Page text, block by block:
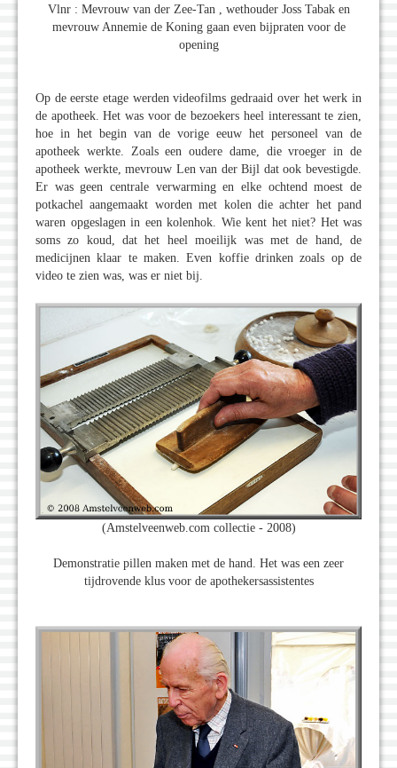
Vlnr : Mevrouw van der Zee-Tan , wethouder Joss Tabak en
mevrouw Annemie de Koning gaan even bijpraten voor de
opening
Op de eerste etage werden videofilms gedraaid over het werk in
de apotheek. Het was voor de bezoekers heel interessant te zien,
hoe in het begin van de vorige eeuw het personeel van de
apotheek werkte. Zoals een oudere dame, die vroeger in de
apotheek werkte, mevrouw Len van der Bijl dat ook bevestigde.
Er was geen centrale verwarming en elke ochtend moest de
potkachel aangemaakt worden met kolen die achter het pand
waren opgeslagen in een kolenhok. Wie kent het niet? Het was
soms zo koud, dat het heel moeilijk was met de hand, de
medicijnen klaar te maken. Even koffie drinken zoals op de
video te zien was, was er niet bij.
(Amstelveenweb.com collectie - 2008)
Demonstratie pillen maken met de hand. Het was een zeer
tijdrovende klus voor de apothekersassistentes